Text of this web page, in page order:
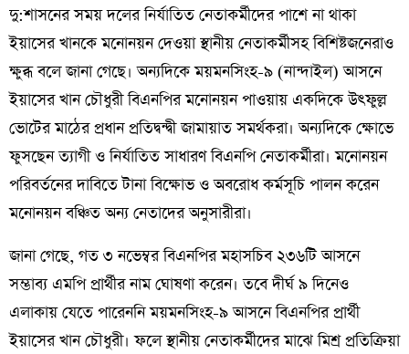
দু:শাসনের সময় দলের নির্যাতিত নেতাকর্মীদের পাশে না থাকা
ইয়াসের খানকে মনোনয়ন দেওয়া স্থানীয় নেতাকর্মীসহ বিশিষ্টজনেরাও
ক্ষুব্ধ বলে জানা গেছে। অন্যদিকে ময়মনসিংহ-৯ (নান্দাইল) আসনে
ইয়াসের খান চৌধুরী বিএনপির মনোনয়ন পাওয়ায় একদিকে উৎফুল্ল
ভোটের মাঠের প্রধান প্রতিদ্বন্দ্বী জামায়াত সমর্থকরা। অন্যদিকে ক্ষোভে
ফুসছেন ত্যাগী ও নির্যাতিত সাধারণ বিএনপি নেতাকর্মীরা। মনোনয়ন
পরিবর্তনের দাবিতে টানা বিক্ষোভ ও অবরোধ কর্মসূচি পালন করেন
মনোনয়ন বঞ্চিত অন্য নেতাদের অনুসারীরা।
জানা গেছে, গত ৩ নভেম্বর বিএনপির মহাসচিব ২৩৬টি আসনে
সম্ভাব্য এমপি প্রার্থীর নাম ঘোষণা করেন। তবে দীর্ঘ ৯ দিনেও
এলাকায় যেতে পারেননি ময়মনসিংহ-৯ আসনে বিএনপির প্রার্থী
ইয়াসের খান চৌধুরী। ফলে স্থানীয় নেতাকর্মীদের মাঝে মিশ্র প্রতিক্রিয়া